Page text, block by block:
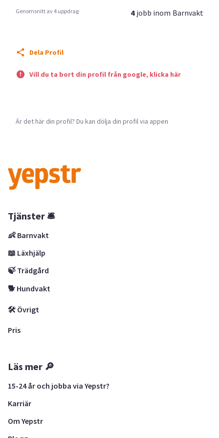
Genomsnitt av 4 uppdrag 4 jobb inom Barnvakt
Dela Profil
Vill du ta bort din profil från google, klicka här
Är det här din profil? Du kan dölja din profil via appen
Tjänster 🛎
👶 Barnvakt
📖 Läxhjälp
🍃 Trädgård
🐕 Hundvakt
🛠 Övrigt
Pris
Läs mer 🔎
15-24 år och jobba via Yepstr?
Karriär
Om Yepstr